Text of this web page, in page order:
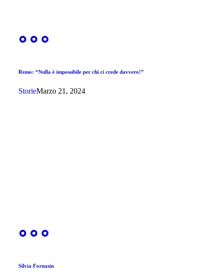
Remo: “Nulla è impossibile per chi ci crede davvero!”
StorieMarzo 21, 2024
Silvia Fornasin